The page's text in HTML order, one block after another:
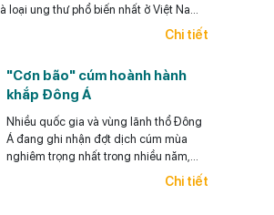
là loại ung thư phổ biến nhất ở Việt Nam,
học có thể giúp làm giảm rất đáng kể khả năng xảy
ra UTG cho bệnh nhân),
có thể phát hiện sớm và điều trị hiệu quả
UTG.
Chi tiết
"Cơn bão" cúm hoành hành
khắp Đông Á
Nhiều quốc gia và vùng lãnh thổ Đông
Á đang ghi nhận đợt dịch cúm mùa
nghiêm trọng nhất trong nhiều năm,
khiến các bệnh viện quá tải, thuốc khan
Chi tiết